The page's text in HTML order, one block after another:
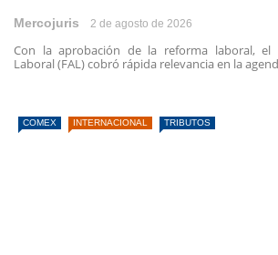
Mercojuris 2 de agosto de 2026
Con la aprobación de la reforma laboral, el
Laboral (FAL) cobró rápida relevancia en la
COMEX INTERNACIONAL TRIBUTOS